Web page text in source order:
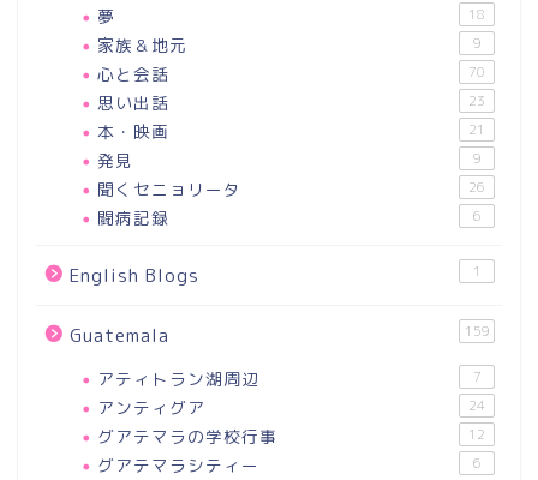
夢 18
家族＆地元 9
心と会話 70
思い出話 23
本・映画 21
発見 9
聞くセニョリータ 26
闘病記録 6
English Blogs 1
Guatemala 159
アティトラン湖周辺 7
アンティグア 24
グアテマラの学校行事 12
グアテマラシティー 6